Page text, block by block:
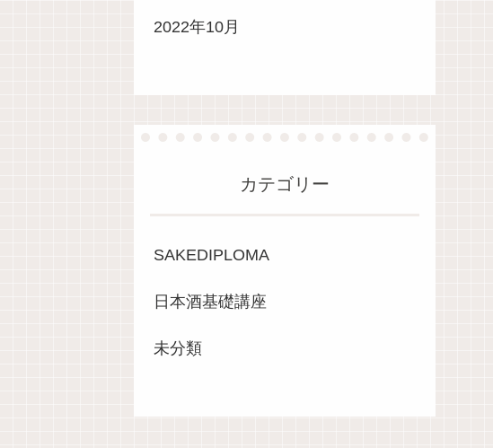
2022年10月
カテゴリー
SAKEDIPLOMA
日本酒基礎講座
未分類